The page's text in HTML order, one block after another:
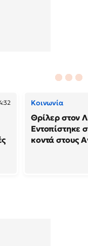
Κοινωνία
Θρίλερ στον
Εντοπίστηκε
κοντά στους